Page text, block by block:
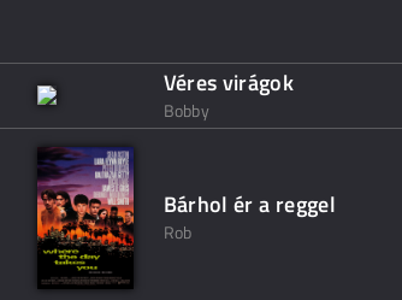
Véres virágok
Bobby
Bárhol ér a reggel
Rob